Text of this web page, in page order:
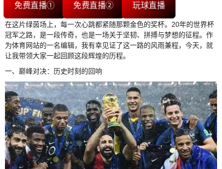
免费直播① 免费直播② 玩球直播
在这片绿茵场上，每一次心跳都紧随那颗金色的奖杯。20年的世界杯
冠军之路，是一段传奇，也是一场关于坚韧、拼搏与梦想的征程。作
为体育网站的一名编辑，我有幸见证了这一路的风雨兼程，今天，就
让我带领大家一起回顾这段辉煌的历程。
一、巅峰对决：历史时刻的回响